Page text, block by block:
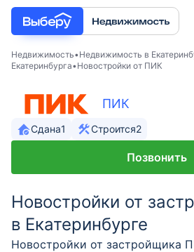
Новостройки
Застройщики
Недвижимость Недвижимость в
Екатеринбурга Новостройки от ПИК
ПИК
Сдана1 Строится2
Позвонить
Новостройки от
в Екатеринбурге
Новостройки от застройщика